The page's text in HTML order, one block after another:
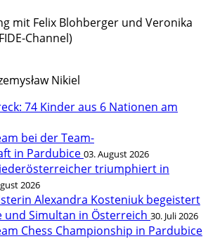
mit Felix Blohberger und Veronika
Channel)
Nikiel
74 Kinder aus 6 Nationen am
bei der Team-
in Pardubice 03. August 2026
triumphiert in
2026
Alexandra Kosteniuk begeistert
und Simultan in Österreich 30. Juli 2026
Chess Championship in Pardubice